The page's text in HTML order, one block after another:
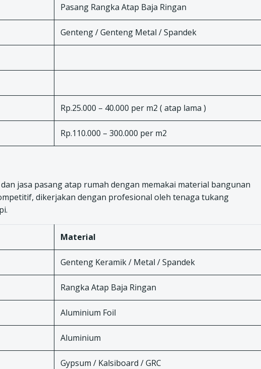
Pasang Rangka Atap Baja Ringan
Genteng / Genteng Metal / Spandek
Rp.25.000 – 40.000 per m2 ( atap lama )
Rp.110.000 – 300.000 per m2
jasa pasang atap rumah dengan memakai material bangunan
dikerjakan dengan profesional oleh tenaga tukang
Material
Genteng Keramik / Metal / Spandek
Rangka Atap Baja Ringan
Aluminium Foil
Aluminium
Gypsum / Kalsiboard / GRC